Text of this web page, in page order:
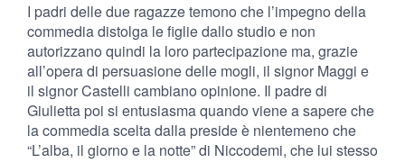
I padri delle due ragazze temono che l’impegno della
commedia distolga le figlie dallo studio e non
autorizzano quindi la loro partecipazione ma, grazie
all’opera di persuasione delle mogli, il signor Maggi e
il signor Castelli cambiano opinione. Il padre di
Giulietta poi si entusiasma quando viene a sapere che
la commedia scelta dalla preside è nientemeno che
“L’alba, il giorno e la notte” di Niccodemi, che lui stesso